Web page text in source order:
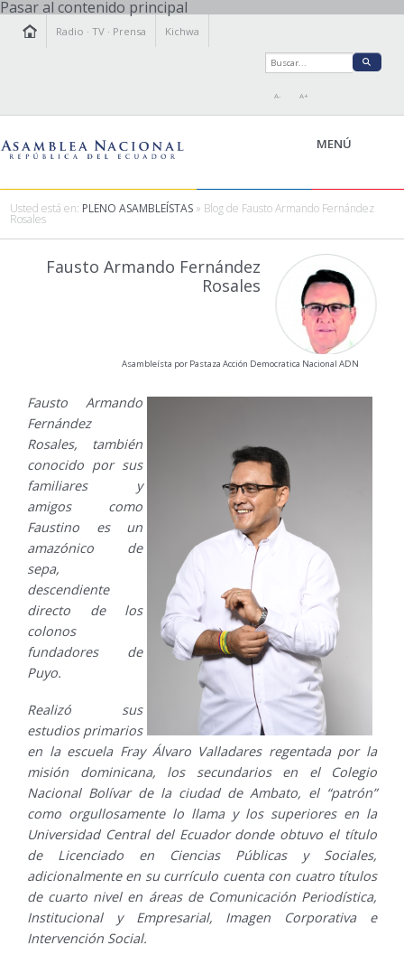
Pasar al contenido principal
Radio ·TV · Prensa Kichwa
A- A+
MENÚ
LEGISLAMOS
AGENDA
Usted está en: PLENO ASAMBLEÍSTAS » Blog de Fausto Armando Fernández
Rosales
Fausto Armando Fernández
Rosales
Asambleísta por Pastaza Acción Democratica Nacional ADN
Fausto Armando
Fernández
Rosales, también
conocido por sus
familiares y
amigos como
Faustino es un
amazónico de
sepa,
descendiente
directo de los
colonos
fundadores de
Puyo.
Realizó sus
estudios primarios
en la escuela Fray Álvaro Valladares regentada por la
misión dominicana, los secundarios en el Colegio
Nacional Bolívar de la ciudad de Ambato, el “patrón”
como orgullosamente lo llama y los superiores en la
Universidad Central del Ecuador donde obtuvo el título
de Licenciado en Ciencias Públicas y Sociales,
adicionalmente en su currículo cuenta con cuatro títulos
de cuarto nivel en áreas de Comunicación Periodística,
Institucional y Empresarial, Imagen Corporativa e
Intervención Social.